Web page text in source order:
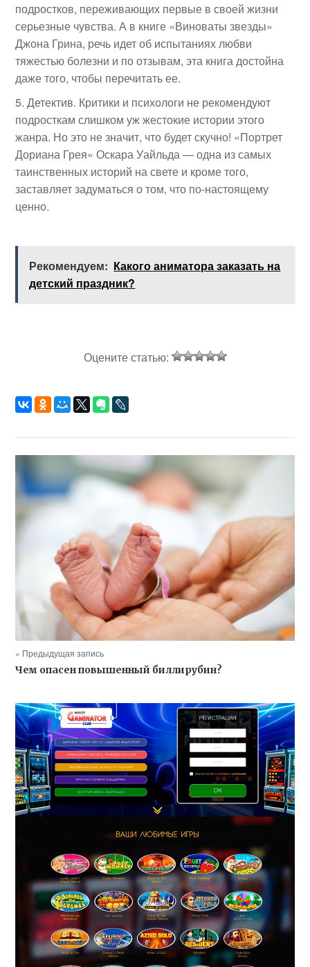
подростков, переживающих первые в своей жизни
серьезные чувства. А в книге «Виноваты звезды»
Джона Грина, речь идет об испытаниях любви
тяжестью болезни и по отзывам, эта книга достойна
даже того, чтобы перечитать ее.
Детектив. Критики и психологи не рекомендуют
подросткам слишком уж жестокие истории этого
жанра. Но это не значит, что будет скучно! «Портрет
Дориана Грея» Оскара Уайльда — одна из самых
таинственных историй на свете и кроме того,
заставляет задуматься о том, что по-настоящему
ценно.
Рекомендуем: Какого аниматора заказать на
детский праздник?
Оцените статью:
« Предыдущая запись
Чем опасен повышенный биллирубин?